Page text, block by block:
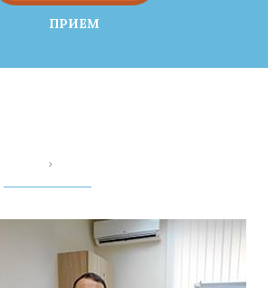
ПРИЕМ
‹